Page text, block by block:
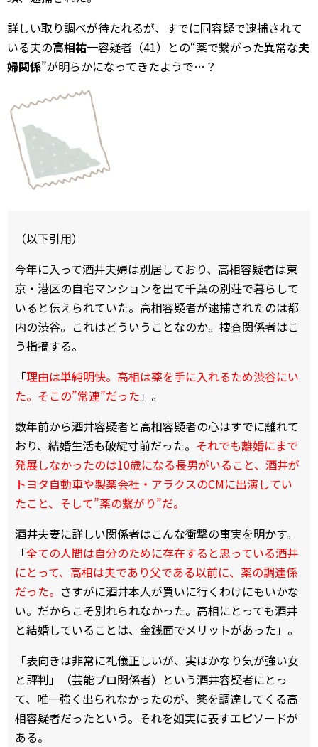
詳しい取り調べが待たれるが、すでに同容疑で逮捕されて
いる夫の高相祐一容疑者（41）との“薬で繋がった異常な夫
婦関係”が明らかになってきたようで…？
（以下引用）
今年に入って酒井夫婦は別居しており、高相容疑者は東
京・港区の自宅マンションを出て千葉の別荘で暮らして
いると伝えられていた。高相容疑者が逮捕されたのは都
内の渋谷。これはどういうことなのか。捜査関係者はこ
う指摘する。
「理由は単純明快。高相は薬を手に入れるため渋谷にい
た。そこの”常連”だった」。
数年前から酒井容疑者と高相容疑者の心はすでに離れて
おり、結婚生活も破綻寸前だった。 それでも離婚にまで
発展しなかったのは10歳になる長男がいること、酒井が
トヨタ自動車や製薬会社・アラクスのCMに出演してい
たこと、そして”薬の繋がり”だ。
酒井夫妻に詳しい関係者はこんな衝撃の事実を明かす。
「全ての人間は自分のために存在すると思っている酒井
にとって、高相は夫であり父である以前に、薬の調達係
だった。 さすがに酒井本人が買いに行くわけにもいかな
い。だからこそ別れられなかった。高相にとっても酒井
と結婚していることは、金銭面でメリットがあった」。
「表向きは非常に礼儀正しいが、実はかなり気が強い女
と評判」（芸能プロ関係者）という酒井容疑者にとっ
て、唯一強く出られなかったのが、薬を調達してくる高
相容疑者だったという。それを如実に表すエピソードが
ある。